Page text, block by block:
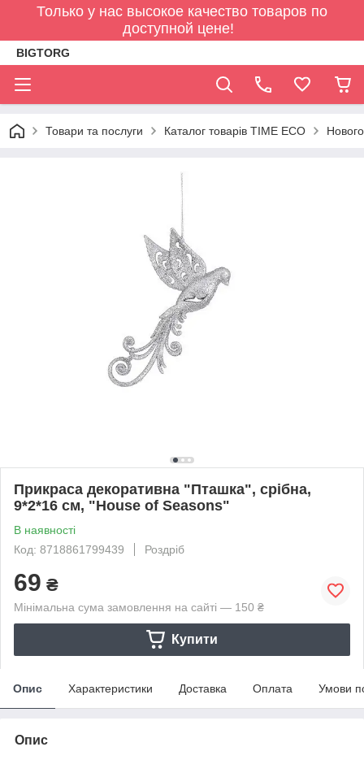
Только у нас высокое качество товаров по
доступной цене!
BIGTORG
Товари та послуги Каталог товарів TIME ECO
Прикраса декоративна "Пташка", срібна,
9*2*16 см, "House of Seasons"
В наявності
Код: 8718861799439
Роздріб
69 ₴
Мінімальна сума замовлення на сайті — 150 ₴
Купити
Опис Характеристики Доставка Оплата Умови
Опис